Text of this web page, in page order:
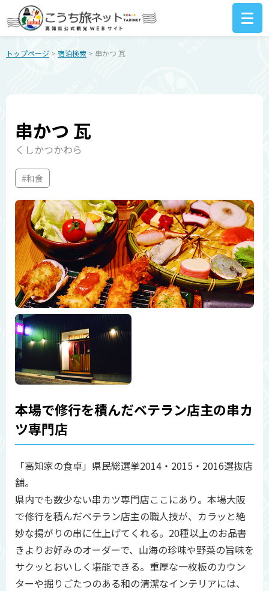
トップページ > 宿泊検索 > 串かつ 瓦
串かつ 瓦
くしかつかわら
#和食
本場で修行を積んだベテラン店主の串カ
ツ専門店
「高知家の食卓」県民総選挙2014・2015・2016選抜店
舗。
県内でも数少ない串カツ専門店ここにあり。本場大阪
で修行を積んだベテラン店主の職人技が、カラッと絶
妙な揚がりの串に仕上げてくれる。20種以上のお品書
きよりお好みのオーダーで、山海の珍味や野菜の旨味を
サクッとおいしく堪能できる。重厚な一枚板のカウン
ターや掘りごたつのある和の清潔なインテリアには、